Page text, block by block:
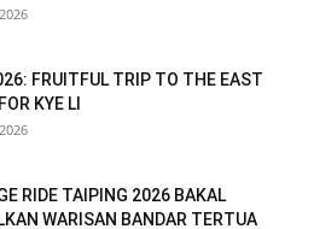
FRUITFUL TRIP TO THE EAST
KYE LI
RIDE TAIPING 2026 BAKAL
WARISAN BANDAR TERTUA